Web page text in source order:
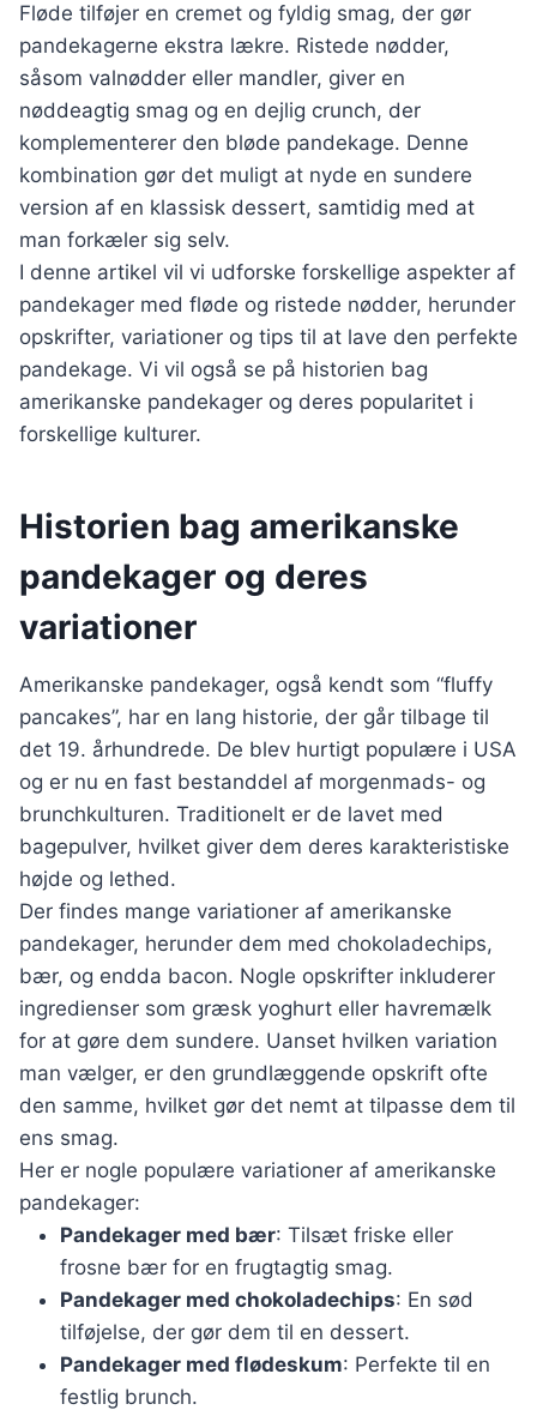
Fløde tilføjer en cremet og fyldig smag, der gør
pandekagerne ekstra lækre. Ristede nødder,
såsom valnødder eller mandler, giver en
nøddeagtig smag og en dejlig crunch, der
komplementerer den bløde pandekage. Denne
kombination gør det muligt at nyde en sundere
version af en klassisk dessert, samtidig med at
man forkæler sig selv.
I denne artikel vil vi udforske forskellige aspekter af
pandekager med fløde og ristede nødder, herunder
opskrifter, variationer og tips til at lave den perfekte
pandekage. Vi vil også se på historien bag
amerikanske pandekager og deres popularitet i
forskellige kulturer.
Historien bag amerikanske
pandekager og deres
variationer
Amerikanske pandekager, også kendt som “fluffy
pancakes”, har en lang historie, der går tilbage til
det 19. århundrede. De blev hurtigt populære i USA
og er nu en fast bestanddel af morgenmads- og
brunchkulturen. Traditionelt er de lavet med
bagepulver, hvilket giver dem deres karakteristiske
højde og lethed.
Der findes mange variationer af amerikanske
pandekager, herunder dem med chokoladechips,
bær, og endda bacon. Nogle opskrifter inkluderer
ingredienser som græsk yoghurt eller havremælk
for at gøre dem sundere. Uanset hvilken variation
man vælger, er den grundlæggende opskrift ofte
den samme, hvilket gør det nemt at tilpasse dem til
ens smag.
Her er nogle populære variationer af amerikanske
pandekager:
Pandekager med bær: Tilsæt friske eller
frosne bær for en frugtagtig smag.
Pandekager med chokoladechips: En sød
tilføjelse, der gør dem til en dessert.
Pandekager med flødeskum: Perfekte til en
festlig brunch.